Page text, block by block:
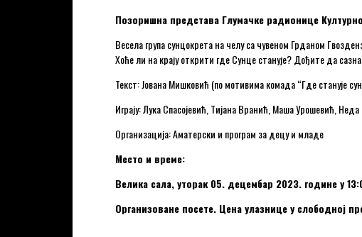
Позоришна представа Глумачке радионице
Весела група сунцокрета на челу са чувеном Грданом
Хоће ли на крају открити где Сунце станује? Дођите да
Текст: Јована Мишковић (по мотивима комада “Где станује
Играју: Лука Спасојевић, Тијана Вранић, Маша Урошевић,
Организација: Аматерски и програм за децу и младе
Место и време:
Велика сала, уторак 05. децембар 2023. године у
Организоване посете. Цена улазнице у слободној